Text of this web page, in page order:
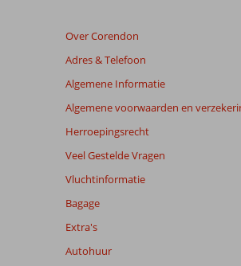
de
relevantie
de
getoonde
te
garanderen.
info
Over Corendon
Adres & Telefoon
Algemene Informatie
Algemene voorwaarden en
Herroepingsrecht
Veel Gestelde Vragen
Vluchtinformatie
Bagage
Extra's
Autohuur